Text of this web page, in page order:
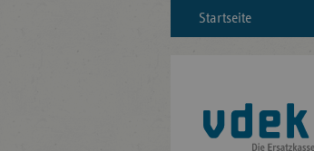
Startseite